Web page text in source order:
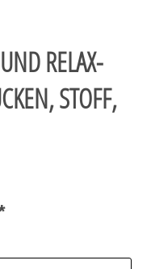
RELAX-
STOFF,